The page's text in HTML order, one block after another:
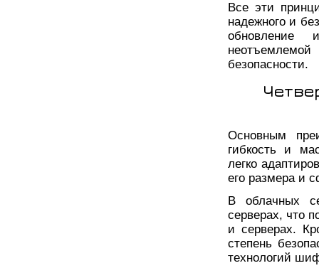
Все эти
надежного и
обновление
безопасности.
Основным
гибкость и
легко
его размера и
В облачных
серверах, что
и серверах.
степень
технологий